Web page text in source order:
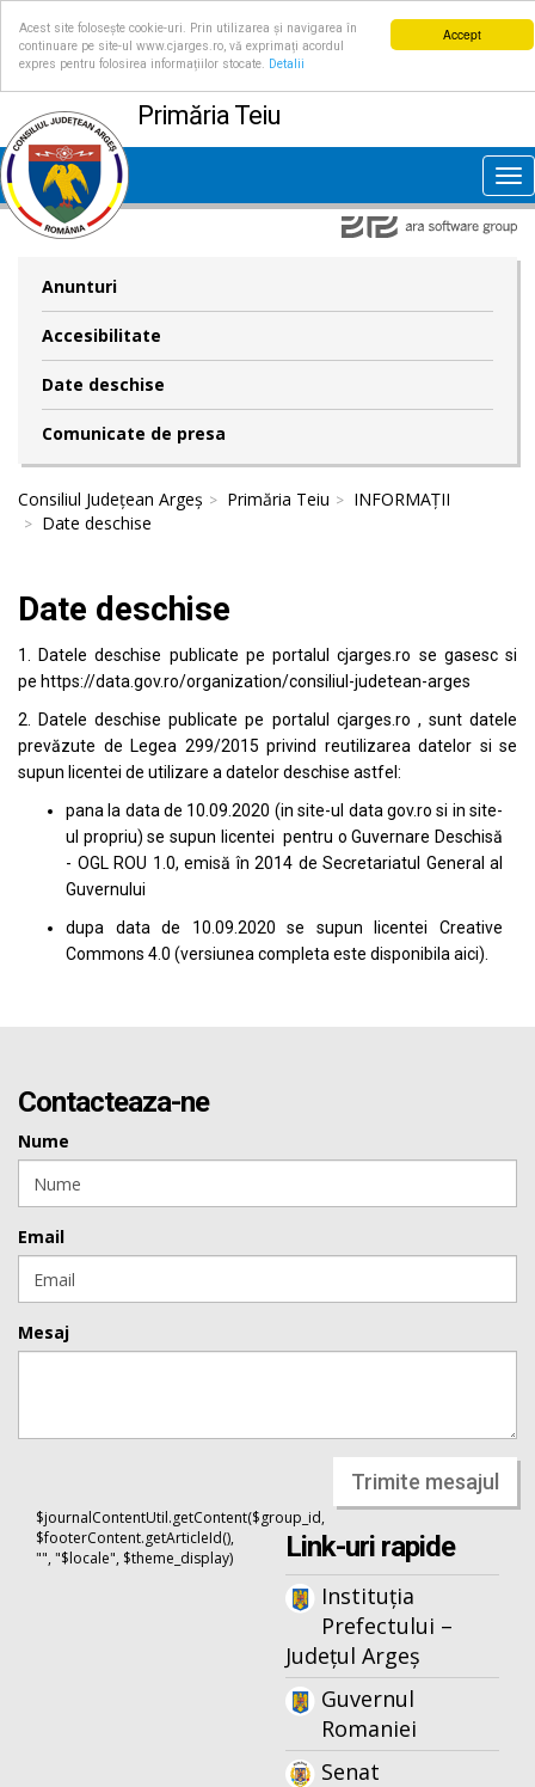
Accept
Acest site folosește cookie-uri. Prin utilizarea și navigarea în
continuare pe site-ul www.cjarges.ro, vă exprimați acordul
expres pentru folosirea informațiilor stocate.
Detalii
Primăria Teiu
Anunturi
Accesibilitate
Date deschise
Comunicate de presa
Consiliul Județean Argeș Primăria Teiu
INFORMAȚII
Date deschise
Date deschise
1. Datele deschise publicate pe portalulcjarges.ro se gasesc si
pe https://data.gov.ro/organization/consiliul-judetean-arges
2. Datele deschise publicate pe portalul cjarges.ro , sunt datele
prevăzute de Legea 299/2015 privind reutilizarea datelor si se
supun licentei de utilizare a datelor deschise astfel:
pana la data de 10.09.2020 (in site-ul data gov.ro si in site-
ul propriu) se supun licentei pentru o Guvernare Deschisă
- OGL ROU 1.0, emisă în 2014 de Secretariatul General al
Guvernului
dupa data de 10.09.2020 se supun licentei Creative
Commons 4.0 (versiunea completa este disponibila aici).
Contacteaza-ne
Nume
Email
Mesaj
Trimite mesajul
$journalContentUtil.getContent($group_id,
$footerContent.getArticleId(),
"", "$locale", $theme_display)
Link-uri rapide
Instituția
Prefectului –
Județul Argeș
Guvernul
Romaniei
Senat